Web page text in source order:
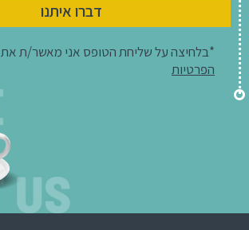
דברו איתנו
*בלחיצה על שליחת הטופס אני מאשר/ת את
הפרטיות